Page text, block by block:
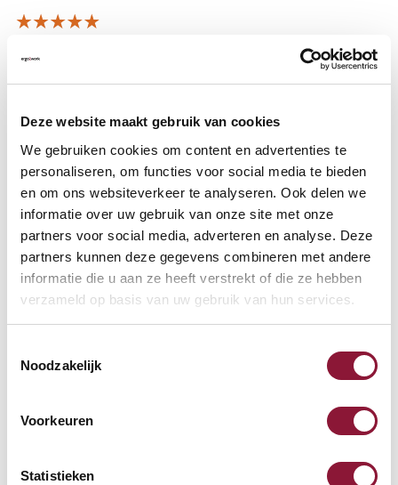
Deze website maakt gebruik van cookies
We gebruiken cookies om content en advertenties te
personaliseren, om functies voor social media te bieden
en om ons websiteverkeer te analyseren. Ook delen we
informatie over uw gebruik van onze site met onze
partners voor social media, adverteren en analyse. Deze
partners kunnen deze gegevens combineren met andere
informatie die u aan ze heeft verstrekt of die ze hebben
verzameld op basis van uw gebruik van hun services.
Noodzakelijk
Voorkeuren
Statistieken
Angela Bults, 25-06-2020
Prachtig design, vernuftig ontwerp, mooi afgewerkt
UBA Bouw B.V. M. Diepgrond,25-06-2020
Goed product, werkt naar tevredenheid!
Meer informatie
Vaak samen gekocht met